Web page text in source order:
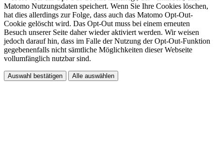
Matomo Nutzungsdaten speichert. Wenn Sie Ihre Cookies löschen,
hat dies allerdings zur Folge, dass auch das Matomo Opt-Out-
Cookie gelöscht wird. Das Opt-Out muss bei einem erneuten
Besuch unserer Seite daher wieder aktiviert werden. Wir weisen
jedoch darauf hin, dass im Falle der Nutzung der Opt-Out-Funktion
gegebenenfalls nicht sämtliche Möglichkeiten dieser Webseite
vollumfänglich nutzbar sind.
Auswahl bestätigen Alle auswählen